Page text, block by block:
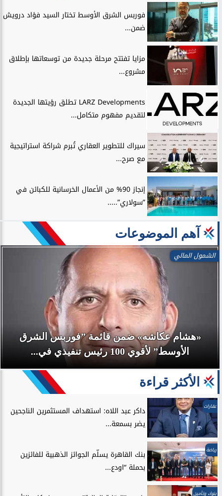
فوربس الشرق الأوسط تختار السيد فؤاد درويش
ضمن...
مزايا تفتتح مرحلة جديدة من توسعاتها بإطلاق
مشروع...
LARZ Developments تطلق رؤيتها الجديدة
لتقديم مفهوم متكامل...
سيراك للتطوير العقاري تُبرم شراكة استراتيجية
مع صرح...
إنجاز 90% من الأعمال الخرسانية للكبائن في
”سولاري”.....
آهم الموضوعات
اتصالات
تنظيم الاتصالات في مصر: عدم وجود أي عطل فني
بتطبيق My NTRA...
الأكثر قراءة
عقارات
داكر عبد اللاه: استهداف المستثمرين الناجحين
يضر بسمعة...
رياضة
بنك القاهرة يسلّم الجوائز الذهبية للفائزين
بحملة “اودع...
بنوك وتأمين